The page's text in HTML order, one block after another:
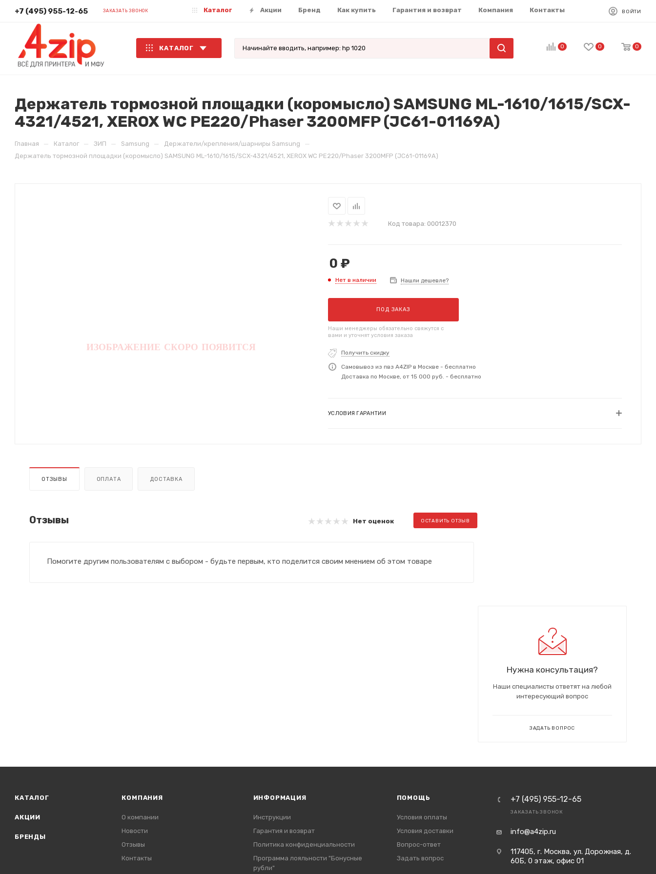
+7 (495) 955-12-65 ЗАКАЗАТЬ ЗВОНОК Каталог Акции Бренд Как купить Гарантия и возврат Компания Контакты ВОЙТИ
КАТАЛОГ 0 0 0
Держатель тормозной площадки (коромысло) SAMSUNG ML-1610/1615/SCX-
4321/4521, XEROX WC РE220/Phaser 3200MFP (JC61-01169A)
Главная — Каталог — ЗИП — Samsung — Держатели/крепления/шарниры Samsung —
Держатель тормозной площадки (коромысло) SAMSUNG ML-1610/1615/SCX-4321/4521, XEROX WC РE220/Phaser 3200MFP (JC61-01169A)
Код товара: 00012370
0 ₽
Нет в наличии Нашли дешевле?
ПОД ЗАКАЗ
Наши менеджеры обязательно свяжутся с
вами и уточнят условия заказа
Получить скидку
Самовывоз из пвз A4ZIP в Москве - бесплатно
Доставка по Москве, от 15 000 руб. - бесплатно
УСЛОВИЯ ГАРАНТИИ
ОТЗЫВЫ ОПЛАТА ДОСТАВКА
Отзывы Нет оценок ОСТАВИТЬ ОТЗЫВ
Помогите другим пользователям с выбором - будьте первым, кто поделится своим мнением об этом товаре
Нужна консультация?
Наши специалисты ответят на любой
интересующий вопрос
ЗАДАТЬ ВОПРОС
КАТАЛОГ
АКЦИИ
БРЕНДЫ
КОМПАНИЯ
О компании
Новости
Отзывы
Контакты
ИНФОРМАЦИЯ
Инструкции
Гарантия и возврат
Политика конфиденциальности
Программа лояльности "Бонусные
рубли"
ПОМОЩЬ
Условия оплаты
Условия доставки
Вопрос-ответ
Задать вопрос
+7 (495) 955-12-65
ЗАКАЗАТЬ ЗВОНОК
info@a4zip.ru
117405, г. Москва, ул. Дорожная, д.
60Б, 0 этаж, офис 01